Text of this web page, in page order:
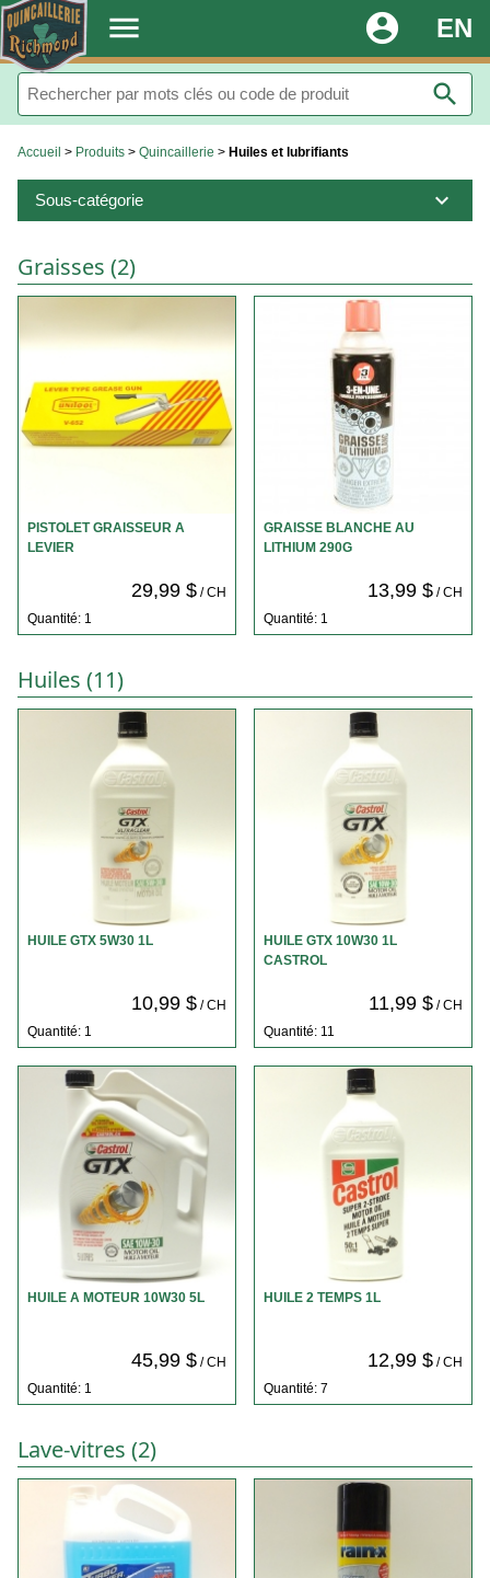
. menu EN
account_circle
search
Accueil > Produits > Quincaillerie > Huiles et lubrifiants
Sous-catégorie expand_more
Graisses (2)
PISTOLET GRAISSEUR A
LEVIER
29,99 $/ CH
Quantité: 1
GRAISSE BLANCHE AU
LITHIUM 290G
13,99 $/ CH
Quantité: 1
Huiles (11)
HUILE GTX 5W30 1L
10,99 $/ CH
Quantité: 1
HUILE GTX 10W30 1L
CASTROL
11,99 $/ CH
Quantité: 11
HUILE A MOTEUR 10W30 5L
45,99 $/ CH
Quantité: 1
HUILE 2 TEMPS 1L
12,99 $/ CH
Quantité: 7
Lave-vitres (2)